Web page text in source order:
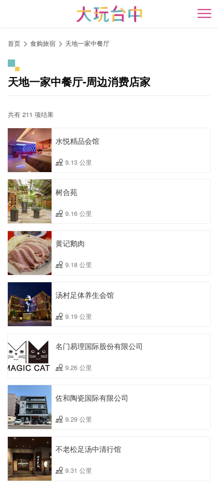
开
首页 食购旅宿 天地一家中餐厅
天地一家中餐厅-周边消费店家
共有 211 项结果
水悦精品会馆
9.13 公里
树合苑
9.16 公里
黄记鹅肉
9.18 公里
汤村足体养生会馆
9.19 公里
名门易理国际股份有限公司
9.26 公里
佐和陶瓷国际有限公司
9.29 公里
不老松足汤中清行馆
9.31 公里